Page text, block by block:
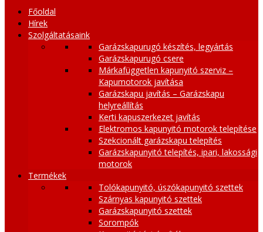
Főoldal
Hírek
Szolgáltatásaink
Garázskapurugó készítés, legyártás
Garázskapurugó csere
Márkafüggetlen kapunyitó szerviz –
Kapumotorok javítása
Garázskapu javítás – Garázskapu
helyreállítás
Kerti kapuszerkezet javítás
Elektromos kapunyitó motorok telepítése
Szekcionált garázskapu telepítés
Garázskapunyitó telepítés, ipari, lakossági
motorok
Termékek
Tolókapunyitó, úszókapunyitó szettek
Szárnyas kapunyitó szettek
Garázskapunyitó szettek
Sorompók